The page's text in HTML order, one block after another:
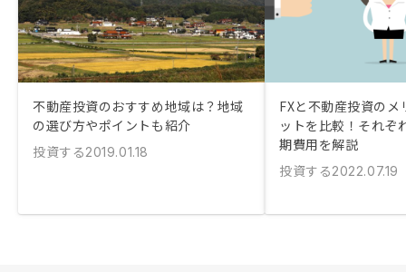
不動産投資のおすすめ地域は？地域
の選び方やポイントも紹介
投資する2019.01.18
FXと不動産投資の
ットを比較！それぞ
期費用を解説
投資する2022.07.19